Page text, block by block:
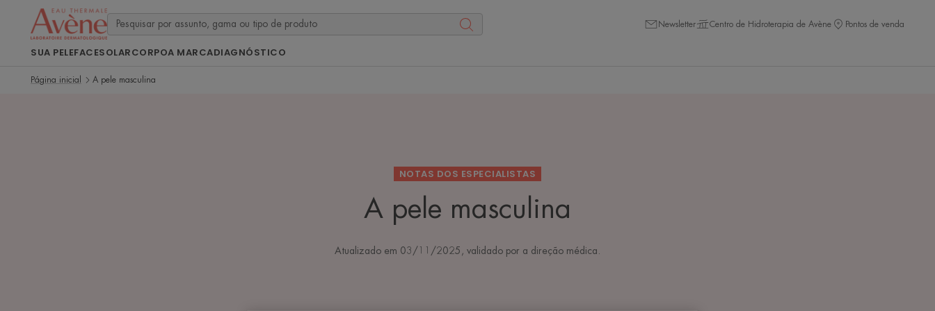
Newsletter Centro de Hidroterapia de Avène Pontos de venda
SUA PELEFACESOLARCORPOA MARCADIAGNÓSTICO
Página inicial A pele masculina
NOTAS DOS ESPECIALISTAS
A pele masculina
Atualizado em 03/11/2025 , validado por a direção médica